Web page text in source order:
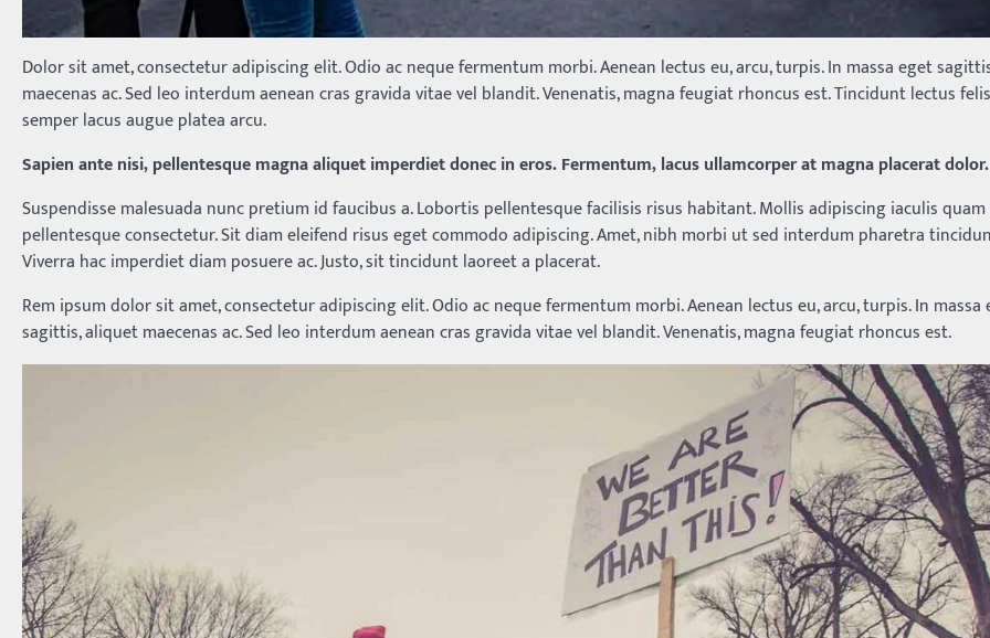
Dolor sit amet, consectetur adipiscing elit. Odio ac neque fermentum morbi. Aenean lectus eu, arcu, turpis. In massa eget
maecenas ac. Sed leo interdum aenean cras gravida vitae vel blandit. Venenatis, magna feugiat rhoncus est. Tincidunt lectus
semper lacus augue platea arcu.
Sapien ante nisi, pellentesque magna aliquet imperdiet donec in eros. Fermentum, lacus ullamcorper at magna placerat dolor.
Suspendisse malesuada nunc pretium id faucibus a. Lobortis pellentesque facilisis risus habitant. Mollis adipiscing iaculis
pellentesque consectetur. Sit diam eleifend risus eget commodo adipiscing. Amet, nibh morbi ut sed interdum pharetra
Viverra hac imperdiet diam posuere ac. Justo, sit tincidunt laoreet a placerat.
Rem ipsum dolor sit amet, consectetur adipiscing elit. Odio ac neque fermentum morbi. Aenean lectus eu, arcu, turpis. In massa
sagittis, aliquet maecenas ac. Sed leo interdum aenean cras gravida vitae vel blandit. Venenatis, magna feugiat rhoncus est.